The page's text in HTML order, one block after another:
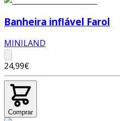
Banheira inflável Farol
MINILAND
24,99€
Comprar